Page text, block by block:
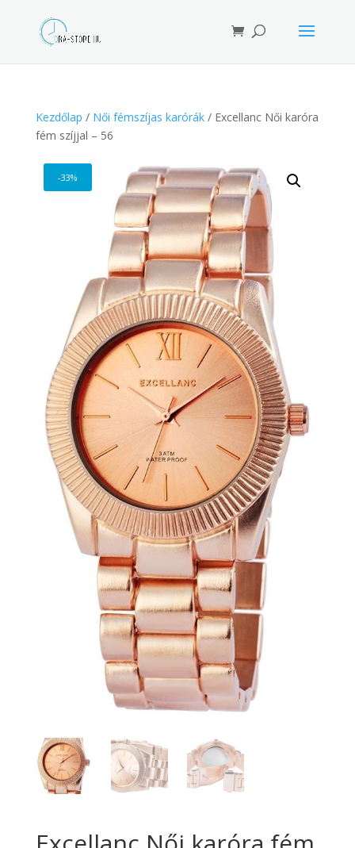
search
Kezdőlap / Női fémszíjas karórák/ Excellanc Női karóra
fém szíjjal – 56
-33%